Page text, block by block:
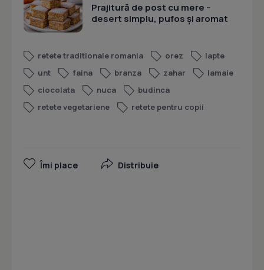
Prajitură de post cu mere –
desert simplu, pufos și aromat
retete traditionale romania orez
lapte
unt
faina branza zahar
lamaie
ciocolata
nuca
budinca
retete vegetariene
retete pentru copii
Îmi place Distribuie